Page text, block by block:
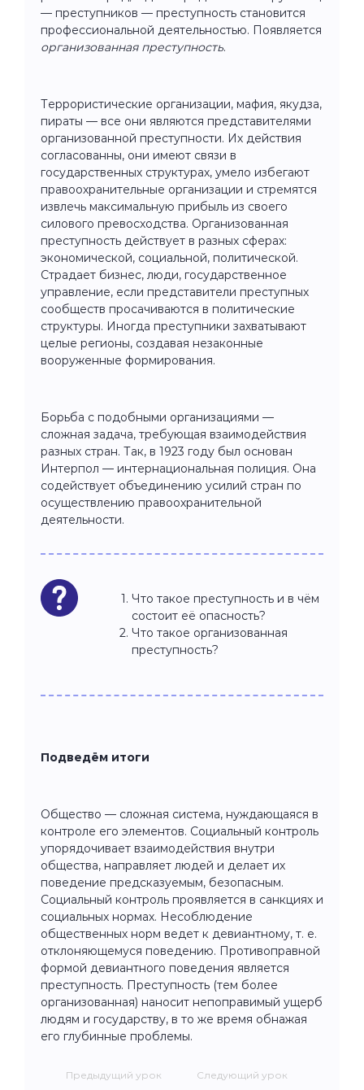
— преступников — преступность становится
профессиональной деятельностью. Появляется
организованная преступность.
Террористические организации, мафия, якудза,
пираты — все они являются представителями
организованной преступности. Их действия
согласованны, они имеют связи в
государственных структурах, умело избегают
правоохранительные организации и стремятся
извлечь максимальную прибыль из своего
силового превосходства. Организованная
преступность действует в разных сферах:
экономической, социальной, политической.
Страдает бизнес, люди, государственное
управление, если представители преступных
сообществ просачиваются в политические
структуры. Иногда преступники захватывают
целые регионы, создавая незаконные
вооруженные формирования.
Борьба с подобными организациями —
сложная задача, требующая взаимодействия
разных стран. Так, в 1923 году был основан
Интерпол — интернациональная полиция. Она
содействует объединению усилий стран по
осуществлению правоохранительной
деятельности.
Что такое преступность и в чём
состоит её опасность?
Что такое организованная
преступность?
Подведём итоги
Общество — сложная система, нуждающаяся в
контроле его элементов. Социальный контроль
упорядочивает взаимодействия внутри
общества, направляет людей и делает их
поведение предсказуемым, безопасным.
Социальный контроль проявляется в санкциях и
социальных нормах. Несоблюдение
общественных норм ведет к девиантному, т. е.
отклоняющемуся поведению. Противоправной
формой девиантного поведения является
преступность. Преступность (тем более
организованная) наносит непоправимый ущерб
людям и государству, в то же время обнажая
его глубинные проблемы.
Предыдущий урок Следующий урок